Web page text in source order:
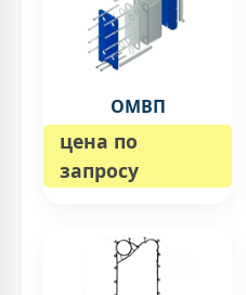
ОМВП
цена по
запросу